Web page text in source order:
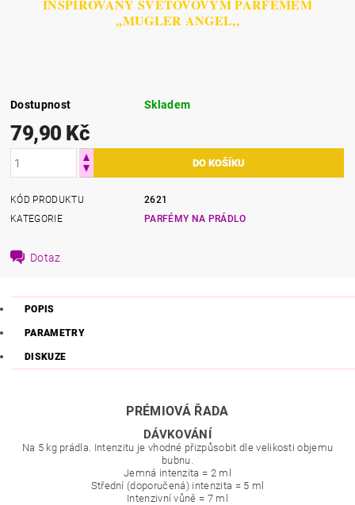
INSPIROVANÝ SVĚTOVOVÝM PARFÉMEM
,,MUGLER ANGEL,,
Dostupnost Skladem
79,90 Kč
KÓD PRODUKTU
2621
KATEGORIE
PARFÉMY NA PRÁDLO
Dotaz
POPIS
PARAMETRY
DISKUZE
PRÉMIOVÁ ŘADA
DÁVKOVÁNÍ
Na 5 kg prádla. Intenzitu je vhodné přizpůsobit dle velikosti objemu
bubnu.
Jemná intenzita = 2 ml
Střední (doporučená) intenzita = 5 ml
Intenzivní vůně = 7 ml